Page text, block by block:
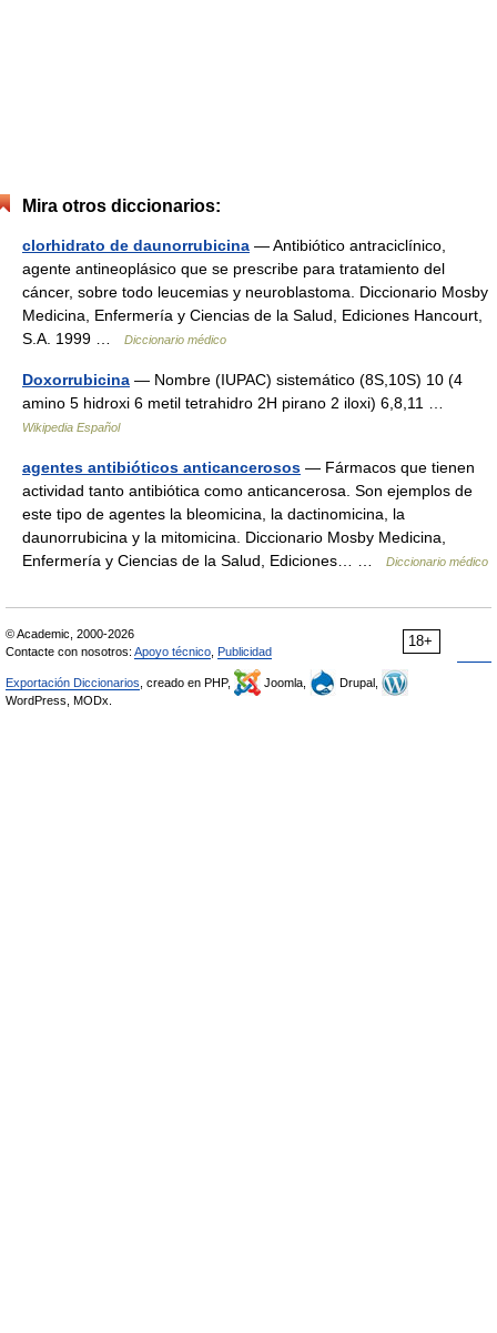
Mira otros diccionarios:
clorhidrato de daunorrubicina — Antibiótico antraciclínico,
agente antineoplásico que se prescribe para tratamiento del
cáncer, sobre todo leucemias y neuroblastoma. Diccionario Mosby
Medicina, Enfermería y Ciencias de la Salud, Ediciones Hancourt,
S.A. 1999 …
Diccionario médico
Doxorrubicina — Nombre (IUPAC) sistemático (8S,10S) 10 (4
amino 5 hidroxi 6 metil tetrahidro 2H pirano 2 iloxi) 6,8,11 …
Wikipedia Español
agentes antibióticos anticancerosos — Fármacos que tienen
actividad tanto antibiótica como anticancerosa. Son ejemplos de
este tipo de agentes la bleomicina, la dactinomicina, la
daunorrubicina y la mitomicina. Diccionario Mosby Medicina,
Enfermería y Ciencias de la Salud, Ediciones… …
Diccionario médico
18+
© Academic, 2000-2026
Contacte con nosotros: Apoyo técnico Publicidad
Exportación Diccionarios , creado en PHP, Joomla,
Drupal,
WordPress, MODx.